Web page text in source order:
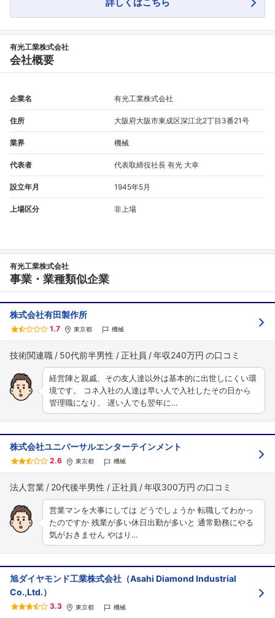
有光工業株式会社
会社概要
企業名 有光工業株式会社
住所 大阪府大阪市東成区深江北2丁目3番21号
業界 機械
代表者 代表取締役社長 有光 大幸
設立年月 1945年5月
上場区分 非上場
有光工業株式会社
事業・業種類似企業
株式会社有田製作所
1.7 東京都 機械
技術関連職 50代前半男性 正社員 年収240万円
経営陣と親戚、その友人達以外は基本的に出世しにくい環
境です。 コネ入社の人達は早い人で入社したその日から
管理職になり、 遅い人でも翌年に…
株式会社ユニバーサルエンターテインメント
2.6 東京都 機械
法人営業 20代後半男性 正社員 年収300万円
営業マンを大事にしては どうでしょうか 転職してわかっ
たのですか 残業が多い休日出勤が多いと 通常勤務にやる
気がおきません やはり…
旭ダイヤモンド工業株式会社（Asahi Diamond Industrial
Co.,Ltd.）
3.3 東京都 機械